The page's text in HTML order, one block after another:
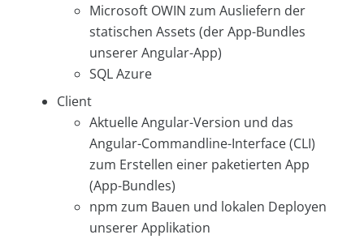
Microsoft OWIN zum Ausliefern der
statischen Assets (der App-Bundles
unserer Angular-App)
SQL Azure
Client
Aktuelle Angular-Version und das
Angular-Commandline-Interface (CLI)
zum Erstellen einer paketierten App
(App-Bundles)
npm zum Bauen und lokalen Deployen
unserer Applikation